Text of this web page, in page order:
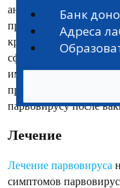
Банк
Адреса
антител у щенков
прививать первый раз
крови циркулирующих
сформироваться
иммунитету. Так же с
проконтролировать
парвовирусу после
Лечение
Лечение парвовируса
симптомов